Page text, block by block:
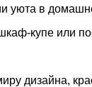
в
купе или
дизайна,